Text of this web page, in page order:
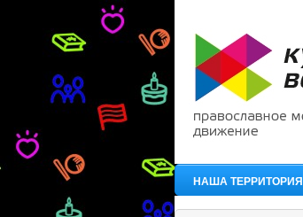
НАША ТЕРРИТОРИЯ